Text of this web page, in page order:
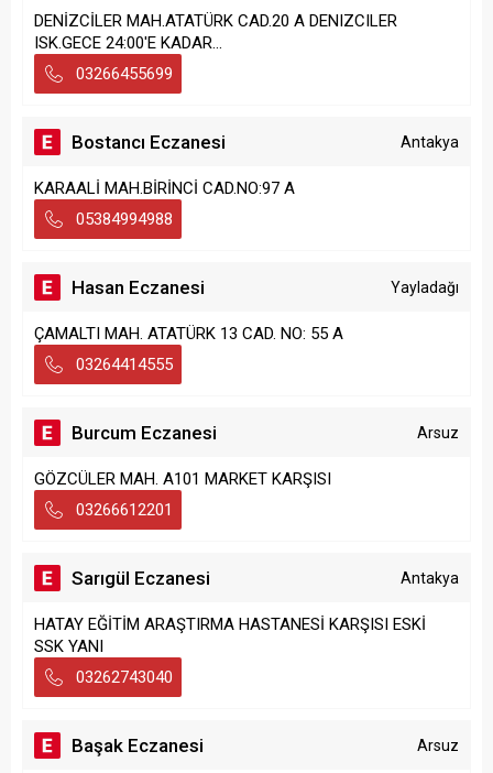
DENİZCİLER MAH.ATATÜRK CAD.20 A DENIZCILER
ISK.GECE 24:00'E KADAR...
03266455699
Bostancı Eczanesi Antakya
KARAALİ MAH.BİRİNCİ CAD.NO:97 A
05384994988
Hasan Eczanesi Yayladağı
ÇAMALTI MAH. ATATÜRK 13 CAD. NO: 55 A
03264414555
Burcum Eczanesi Arsuz
GÖZCÜLER MAH. A101 MARKET KARŞISI
03266612201
Sarıgül Eczanesi Antakya
HATAY EĞİTİM ARAŞTIRMA HASTANESİ KARŞISI ESKİ
SSK YANI
03262743040
Başak Eczanesi Arsuz